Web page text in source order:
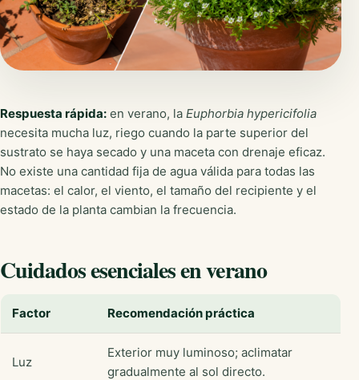
Respuesta rápida: en verano, la Euphorbia hypericifolia
necesita mucha luz, riego cuando la parte superior del
sustrato se haya secado y una maceta con drenaje eficaz.
No existe una cantidad fija de agua válida para todas las
macetas: el calor, el viento, el tamaño del recipiente y el
estado de la planta cambian la frecuencia.
Cuidados esenciales en verano
Factor Recomendación práctica
Luz
Exterior muy luminoso; aclimatar
gradualmente al sol directo.